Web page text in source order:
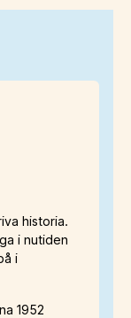
historia.
i nutiden
i
1952